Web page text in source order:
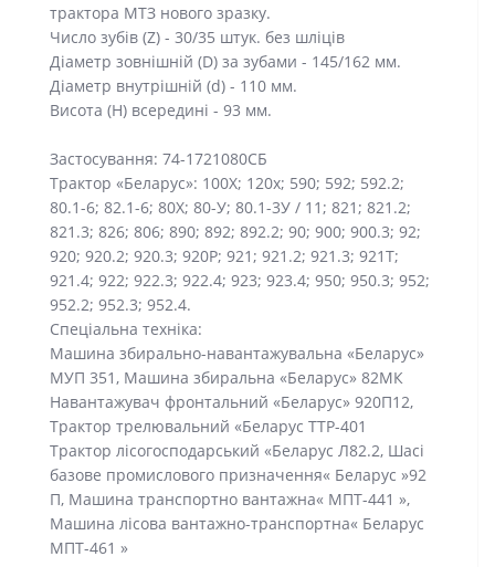
трактора МТЗ нового зразку.
Число зубів (Z) - 30/35 штук. без шліців
Діаметр зовнішній (D) за зубами - 145/162 мм.
Діаметр внутрішній (d) - 110 мм.
Висота (H) всередині - 93 мм.
Застосування: 74-1721080СБ
Трактор «Беларус»: 100Х; 120х; 590; 592; 592.2;
80.1-6; 82.1-6; 80Х; 80-У; 80.1-3У / 11; 821; 821.2;
821.3; 826; 806; 890; 892; 892.2; 90; 900; 900.3; 92;
920; 920.2; 920.3; 920Р; 921; 921.2; 921.3; 921Т;
921.4; 922; 922.3; 922.4; 923; 923.4; 950; 950.3; 952;
952.2; 952.3; 952.4.
Спеціальна техніка:
Машина збирально-навантажувальна «Беларус»
МУП 351, Машина збиральна «Беларус» 82МК
Навантажувач фронтальний «Беларус» 920П12,
Трактор трелювальний «Беларус ТТР-401
Трактор лісогосподарський «Беларус Л82.2, Шасі
базове промислового призначення« Беларус »92
П, Машина транспортно вантажна« МПТ-441 »,
Машина лісова вантажно-транспортна« Беларус
МПТ-461 »